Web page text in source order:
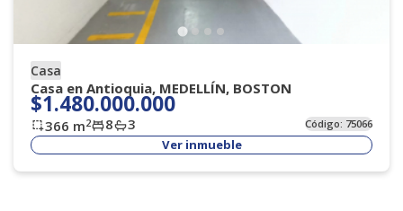
Casa
Casa en Antioquia, MEDELLÍN, BOSTON
$1.480.000.000
366 m2 8 3 Código: 75066
Ver inmueble